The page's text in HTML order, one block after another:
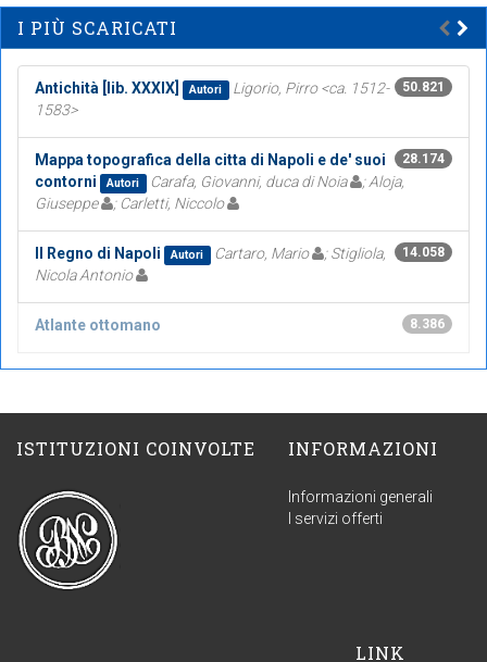
I PIÙ SCARICATI
50.821
Antichità [lib. XXXIX] Autori
Ligorio, Pirro <ca. 1512-
1583>
28.174
Mappa topografica della citta di Napoli e de' suoi
contorni
Autori Carafa, Giovanni, duca di Noia
; Aloja,
Giuseppe
; Carletti, Niccolo
14.058
Il Regno di Napoli Autori Cartaro, Mario
; Stigliola,
Nicola Antonio
8.386
Atlante ottomano
ISTITUZIONI COINVOLTE INFORMAZIONI
Informazioni generali
I servizi offerti
LINK